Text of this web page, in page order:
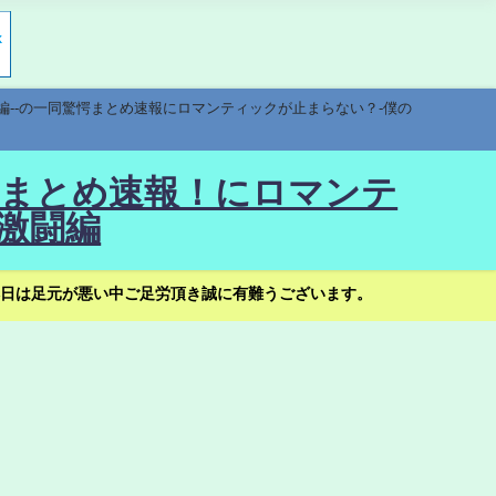
の一同驚愕まとめ速報にロマンティックが止まらない？-僕の
とめ速報！にロマンテ
闘編
足元が悪い中ご足労頂き誠に有難うございます。